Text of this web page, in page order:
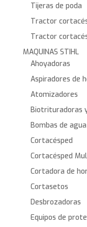
Tijeras de poda
Tractor
Tractor
MAQUINAS STIHL
Ahoyadoras
Aspiradores de
Atomizadores
Biotrituradoras
Bombas de agua
Cortacésped
Cortacésped
Cortadora de
Cortasetos
Desbrozadoras
Equipos de